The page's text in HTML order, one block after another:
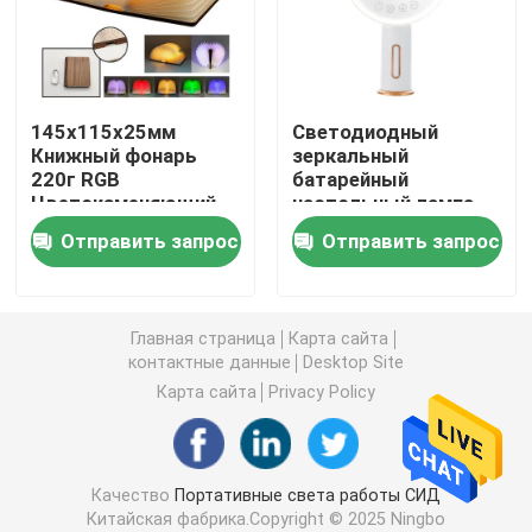
Перезаряжаемые свет работы СИД
Handheld свет работы СИД
Солнечный приведенный в действие свет СИД
2 в 1 фонарике СИД располагаясь лагерем
Свет датчика шкафа
электрофонарь приведенный
145x115x25мм
Книжный фонарь
220г RGB
Цветоизменяющий
встроенный
перезаряжаемый
книжный светильник
Отправить запрос
Светодиодный
зеркальный
батарейный
настольный лампа
35 шт. Теплый белый
SMD2835 LED + 35
шт. Холодный белый
Отправить запрос
Главная страница
Карта сайта
контактные данные
Desktop Site
Карта сайта
Privacy Policy
Качество Портативные света работы СИД
Китайская фабрика.Copyright © 2025 Ningbo